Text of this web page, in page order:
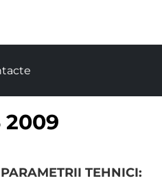
2009
PARAMETRII TEHNICI: